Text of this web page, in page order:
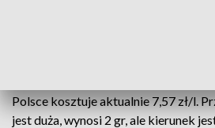
Polsce kosztuje aktualnie 7,57 zł/l.
jest duża, wynosi 2 gr, ale kierunek